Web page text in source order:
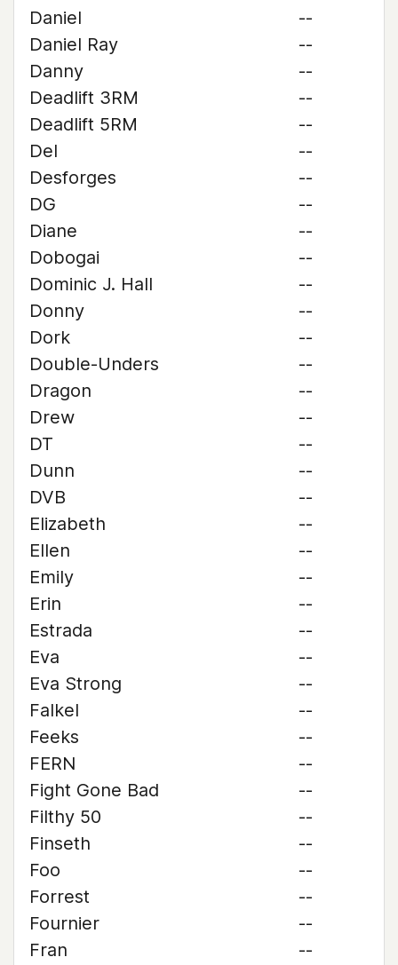
Daniel
--
Daniel Ray
--
Danny
--
Deadlift 3RM
--
Deadlift 5RM
--
Del
--
Desforges
--
DG
--
Diane
--
Dobogai
--
Dominic J. Hall
--
Donny
--
Dork
--
Double-Unders
--
Dragon
--
Drew
--
DT
--
Dunn
--
DVB
--
Elizabeth
--
Ellen
--
Emily
--
Erin
--
Estrada
--
Eva
--
Eva Strong
--
Falkel
--
Feeks
--
FERN
--
Fight Gone Bad
--
Filthy 50
--
Finseth
--
Foo
--
Forrest
--
Fournier
--
Fran
--